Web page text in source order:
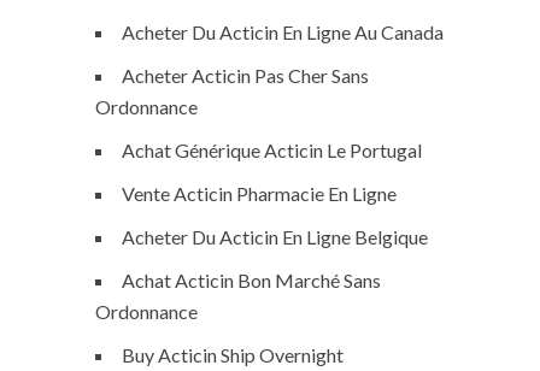
Acheter Du Acticin En Ligne Au Canada
Acheter Acticin Pas Cher Sans
Ordonnance
Achat Générique Acticin Le Portugal
Vente Acticin Pharmacie En Ligne
Acheter Du Acticin En Ligne Belgique
Achat Acticin Bon Marché Sans
Ordonnance
Buy Acticin Ship Overnight